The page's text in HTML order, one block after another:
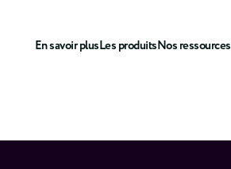
En savoir plusLes produitsNos ressources